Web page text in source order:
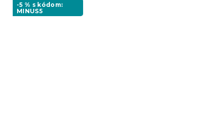
-5 % s kódom:
MINUS5